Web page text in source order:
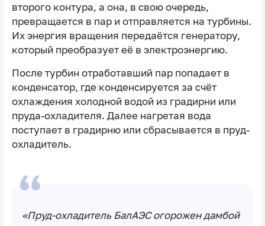
второго контура, а она, в свою очередь,
превращается в пар и отправляется на турбины.
Их энергия вращения передаётся генератору,
который преобразует её в электроэнергию.
После турбин отработавший пар попадает в
конденсатор, где конденсируется за счёт
охлаждения холодной водой из градирни или
пруда-охладителя. Далее нагретая вода
поступает в градирню или сбрасывается в пруд-
охладитель.
«Пруд-охладитель БалАЭС огорожен дамбой